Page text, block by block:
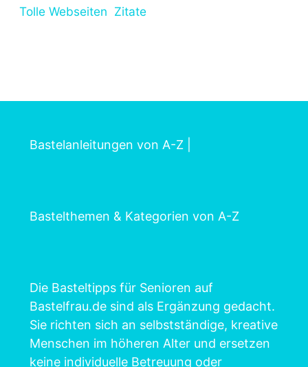
Tolle Webseiten Zitate
Bastelanleitungen von A-Z
Bastelthemen & Kategorien von A-Z
Die Basteltipps für Senioren auf
Bastelfrau.de sind als Ergänzung gedacht.
Sie richten sich an selbstständige, kreative
Menschen im höheren Alter und ersetzen
keine individuelle Betreuung oder